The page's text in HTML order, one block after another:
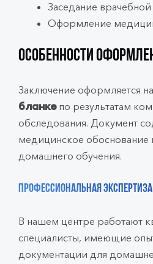
Заседание
Оформление
Особенности
Заключение оформляется на
бланкепо результатам
обследования. Документ
медицинское обоснование
домашнего обучения.
Профессиональная экспертиза
В нашем центре работают
специалисты, имеющие
документации для